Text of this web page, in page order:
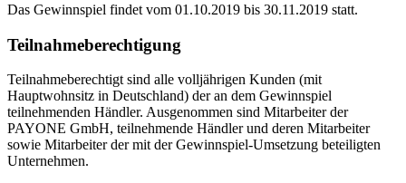
Das Gewinnspiel findet vom 01.10.2019 bis 30.11.2019 statt.
Teilnahmeberechtigung
Teilnahmeberechtigt sind alle volljährigen Kunden (mit
Hauptwohnsitz in Deutschland) der an dem Gewinnspiel
teilnehmenden Händler. Ausgenommen sind Mitarbeiter der
PAYONE GmbH, teilnehmende Händler und deren Mitarbeiter
sowie Mitarbeiter der mit der Gewinnspiel-Umsetzung beteiligten
Unternehmen.